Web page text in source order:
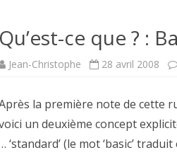
Qu’est-ce que ? :
Jean-Christophe 28 avril 2008
la première note de cette
un deuxième concept
‘standard’ (le mot ‘basic’